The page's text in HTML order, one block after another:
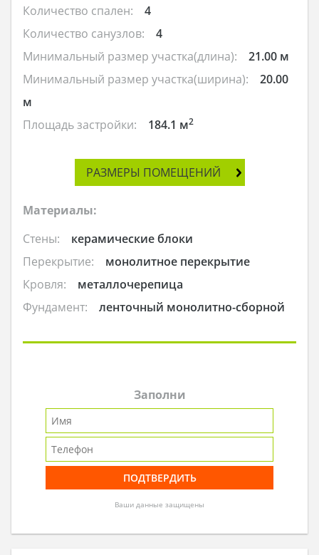
Количество спален:
4
Количество санузлов:
4
Минимальный размер участка(длина):
21.00 м
Минимальный размер участка(ширина):
20.00
м
Площадь застройки:
184.1 м2
РАЗМЕРЫ ПОМЕЩЕНИЙ
Материалы:
Стены:
керамические блоки
Перекрытие:
монолитное перекрытие
Кровля:
металлочерепица
Фундамент:
ленточный монолитно-сборной
Заполни
Ваши данные защищены